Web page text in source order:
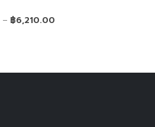
– ฿6,210.00